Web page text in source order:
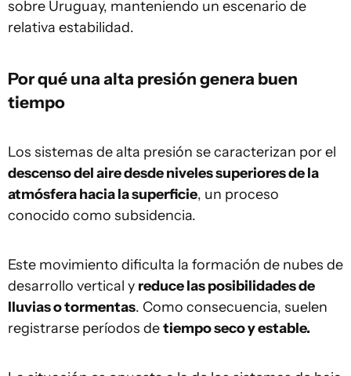
sobre Uruguay, manteniendo un escenario de
relativa estabilidad.
Por qué una alta presión genera buen
tiempo
Los sistemas de alta presión se caracterizan por el
descenso del aire desde niveles superiores de la
atmósfera hacia la superficie, un proceso
conocido como subsidencia.
Este movimiento dificulta la formación de nubes de
desarrollo vertical y reduce las posibilidades de
lluvias o tormentas. Como consecuencia, suelen
registrarse períodos detiempo seco y estable.